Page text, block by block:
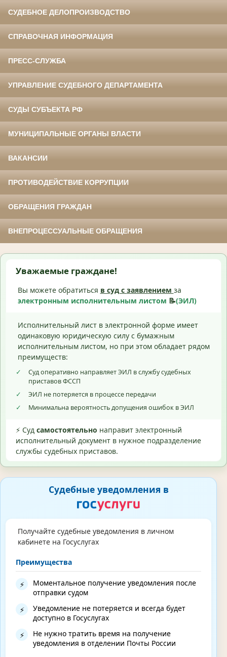
СУДЕБНОЕ ДЕЛОПРОИЗВОДСТВО
СПРАВОЧНАЯ ИНФОРМАЦИЯ
ПРЕСС-СЛУЖБА
УПРАВЛЕНИЕ СУДЕБНОГО ДЕПАРТАМЕНТА
СУДЫ СУБЪЕКТА РФ
МУНИЦИПАЛЬНЫЕ ОРГАНЫ ВЛАСТИ
ВАКАНСИИ
ПРОТИВОДЕЙСТВИЕ КОРРУПЦИИ
ОБРАЩЕНИЯ ГРАЖДАН
ВНЕПРОЦЕССУАЛЬНЫЕ ОБРАЩЕНИЯ
Уважаемые граждане!
Вы можете обратиться в суд с заявлением за
электронным исполнительным листом 📝(ЭИЛ)
Исполнительный лист в электронной форме имеет
одинаковую юридическую силу с бумажным
исполнительным листом, но при этом обладает рядом
преимуществ:
✓
Суд оперативно направляет ЭИЛ в службу судебных
приставов ФССП
✓
ЭИЛ не потеряется в процессе передачи
✓
Минимальна вероятность допущения ошибок в ЭИЛ
⚡ Суд самостоятельно направит электронный
исполнительный документ в нужное подразделение
службы судебных приставов.
Судебные уведомления в
Получайте судебные уведомления в личном
кабинете на Госуслугах
Преимущества
⚡
Моментальное получение уведомления после
отправки судом
⚡
Уведомление не потеряется и всегда будет
доступно в Госуслугах
⚡
Не нужно тратить время на получение
уведомления в отделении Почты России